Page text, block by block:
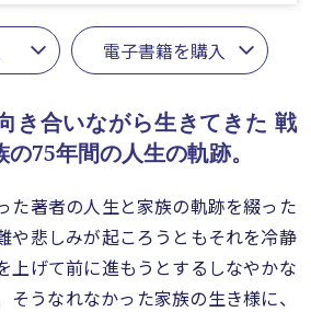
電子書籍を購入
き合いながら生きてきた 戦
75年間の人生の軌跡。
た著者の人生と家族の軌跡を綴った
や悲しみが起ころうともそれを冷静
上げて前に進もうとするしなやかな
うなれなかった家族の生き様に、